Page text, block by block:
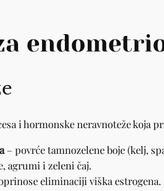
i hormonske neravnoteže koja
– povrće tamnozelene boje (kelj,
agrumi i zeleni čaj.
eliminaciji viška estrogena.